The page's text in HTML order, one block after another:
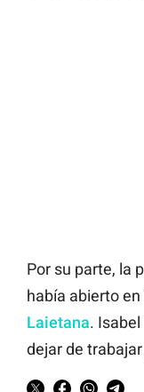
Por su parte, la
había abierto
Laietana.
dejar de